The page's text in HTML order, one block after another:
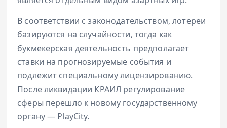
В соответствии с законодательством, лотереи
базируются на случайности, тогда как
букмекерская деятельность предполагает
ставки на прогнозируемые события и
подлежит специальному лицензированию.
После ликвидации КРАИЛ регулирование
сферы перешло к новому государственному
органу — PlayCity.